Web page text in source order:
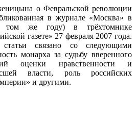
о Февральской революции
в журнале «Москва» в
том же году) в трёхтомнике
газете» 27 февраля 2007 года.
связано со следующими
монарха за судьбу вверенного
оценки нравственности и
власти, роль российских
и другими.